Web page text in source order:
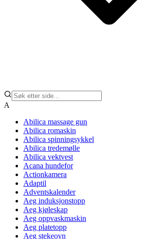
A
Abilica massage gun
Abilica romaskin
Abilica spinningsykkel
Abilica tredemølle
Abilica vektvest
Acana hundefor
Actionkamera
Adaptil
Adventskalender
Aeg induksjonstopp
Aeg kjøleskap
Aeg oppvaskmaskin
Aeg platetopp
Aeg stekeovn